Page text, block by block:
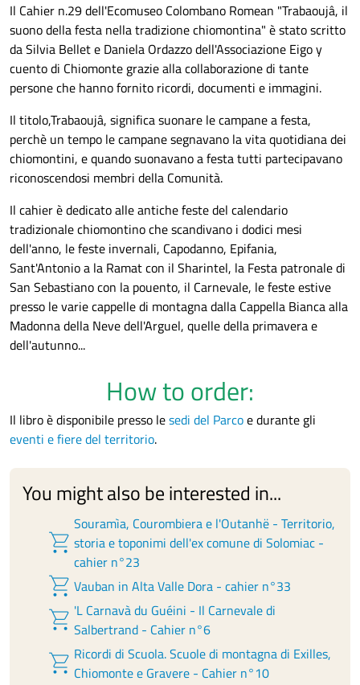
Il Cahier n.29 dell'Ecomuseo Colombano Romean "Trabaoujâ, il
suono della festa nella tradizione chiomontina" è stato scritto
da Silvia Bellet e Daniela Ordazzo dell'Associazione Eigo y
cuento di Chiomonte grazie alla collaborazione di tante
persone che hanno fornito ricordi, documenti e immagini.
Il titolo,Trabaoujâ, significa suonare le campane a festa,
perchè un tempo le campane segnavano la vita quotidiana dei
chiomontini, e quando suonavano a festa tutti partecipavano
riconoscendosi membri della Comunità.
Il cahier è dedicato alle antiche feste del calendario
tradizionale chiomontino che scandivano i dodici mesi
dell'anno, le feste invernali, Capodanno, Epifania,
Sant'Antonio a la Ramat con il Sharintel, la Festa patronale di
San Sebastiano con la pouento, il Carnevale, le feste estive
presso le varie cappelle di montagna dalla Cappella Bianca alla
Madonna della Neve dell'Arguel, quelle della primavera e
dell'autunno...
How to order:
Il libro è disponibile presso lesedi del Parcoe durante gli
eventi e fiere del territorio.
You might also be interested in...
shopping_cart
Souramìa, Courombiera e l'Outanhë - Territorio,
storia e toponimi dell'ex comune di Solomiac -
cahier n°23
shopping_cart Vauban in Alta Valle Dora - cahier n°33
shopping_cart 'L Carnavà du Guéini - Il Carnevale di
Salbertrand - Cahier n°6
shopping_cart Ricordi di Scuola. Scuole di montagna di Exilles,
Chiomonte e Gravere - Cahier n°10